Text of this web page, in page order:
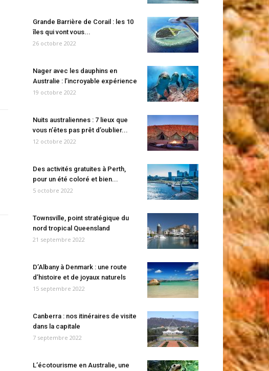
Grande Barrière de Corail : les 10
îles qui vont vous...
26 octobre 2022
Nager avec les dauphins en
Australie : l’incroyable expérience
19 octobre 2022
Nuits australiennes : 7 lieux que
vous n’êtes pas prêt d’oublier...
12 octobre 2022
Des activités gratuites à Perth,
pour un été coloré et bien...
5 octobre 2022
Townsville, point stratégique du
nord tropical Queensland
21 septembre 2022
D’Albany à Denmark : une route
d’histoire et de joyaux naturels
15 septembre 2022
Canberra : nos itinéraires de visite
dans la capitale
7 septembre 2022
L’écotourisme en Australie, une